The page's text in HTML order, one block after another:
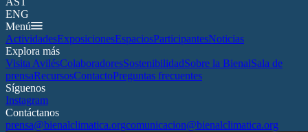
ENG
Menú
ActividadesExposicionesEspaciosParticipantesNoticias
Explora más
Visita AvilésColaboradoresSostenibilidadSobre la BienalSala de
prensaRecursosContactoPreguntas frecuentes
Síguenos
Instagram
Contáctanos
prensa@bienalclimatica.orgcomunicacion@bienalclimatica.org